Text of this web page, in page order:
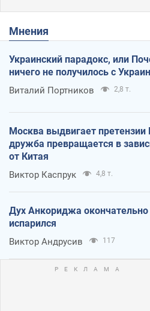
Мнения
Украинский парадокс, или
ничего не получилось с
Виталий Портников 2,8 т.
Москва выдвигает претензии
дружба превращается в
от Китая
Виктор Каспрук 4,8 т.
Дух Анкориджа окончательно
испарился
Виктор Андрусив 117